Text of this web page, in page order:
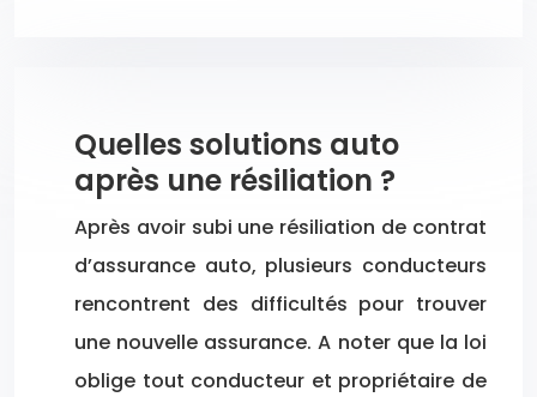
Quelles solutions auto
après une résiliation ?
Après avoir subi une résiliation de contrat
d’assurance auto, plusieurs conducteurs
rencontrent des difficultés pour trouver
une nouvelle assurance. A noter que la loi
oblige tout conducteur et propriétaire de